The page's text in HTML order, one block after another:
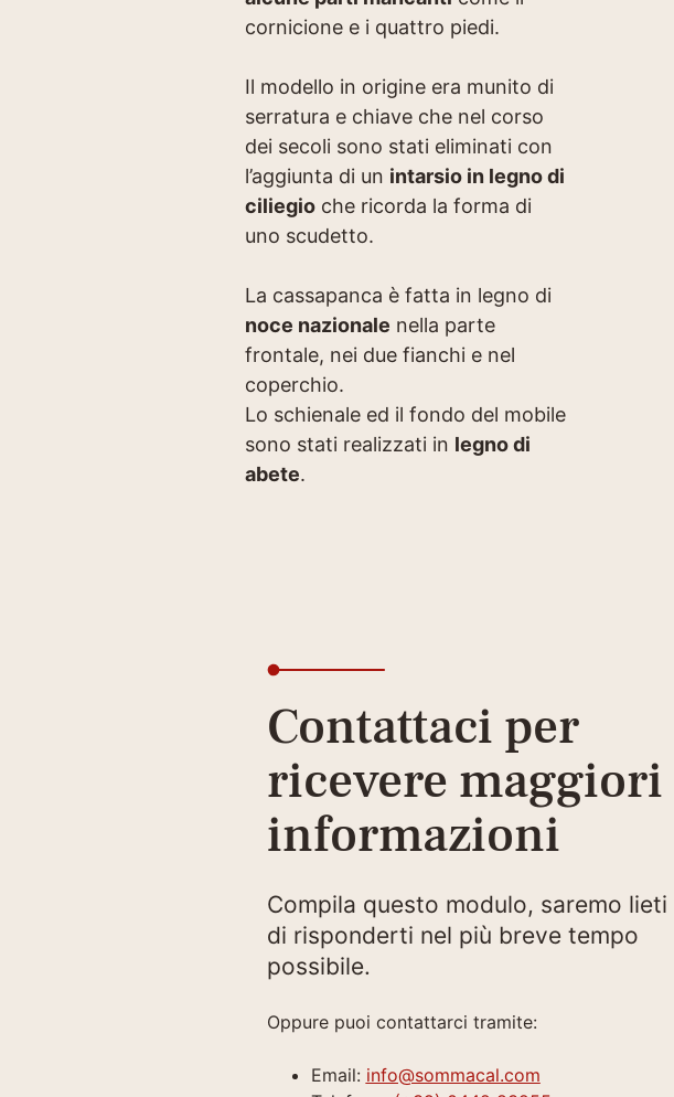
cornicione e i quattro piedi.
Il modello in origine era munito di
serratura e chiave che nel corso
dei secoli sono stati eliminati con
l’aggiunta di un intarsio in legno di
ciliegioche ricorda la forma di
uno scudetto.
La cassapanca è fatta in legno di
noce nazionale nella parte
frontale, nei due fianchi e nel
coperchio.
Lo schienale ed il fondo del mobile
sono stati realizzati in legno di
abete.
Contattaci per
ricevere maggiori
informazioni
Compila questo modulo, saremo lieti
di risponderti nel più breve tempo
possibile.
Oppure puoi contattarci tramite:
Email: info@sommacal.com